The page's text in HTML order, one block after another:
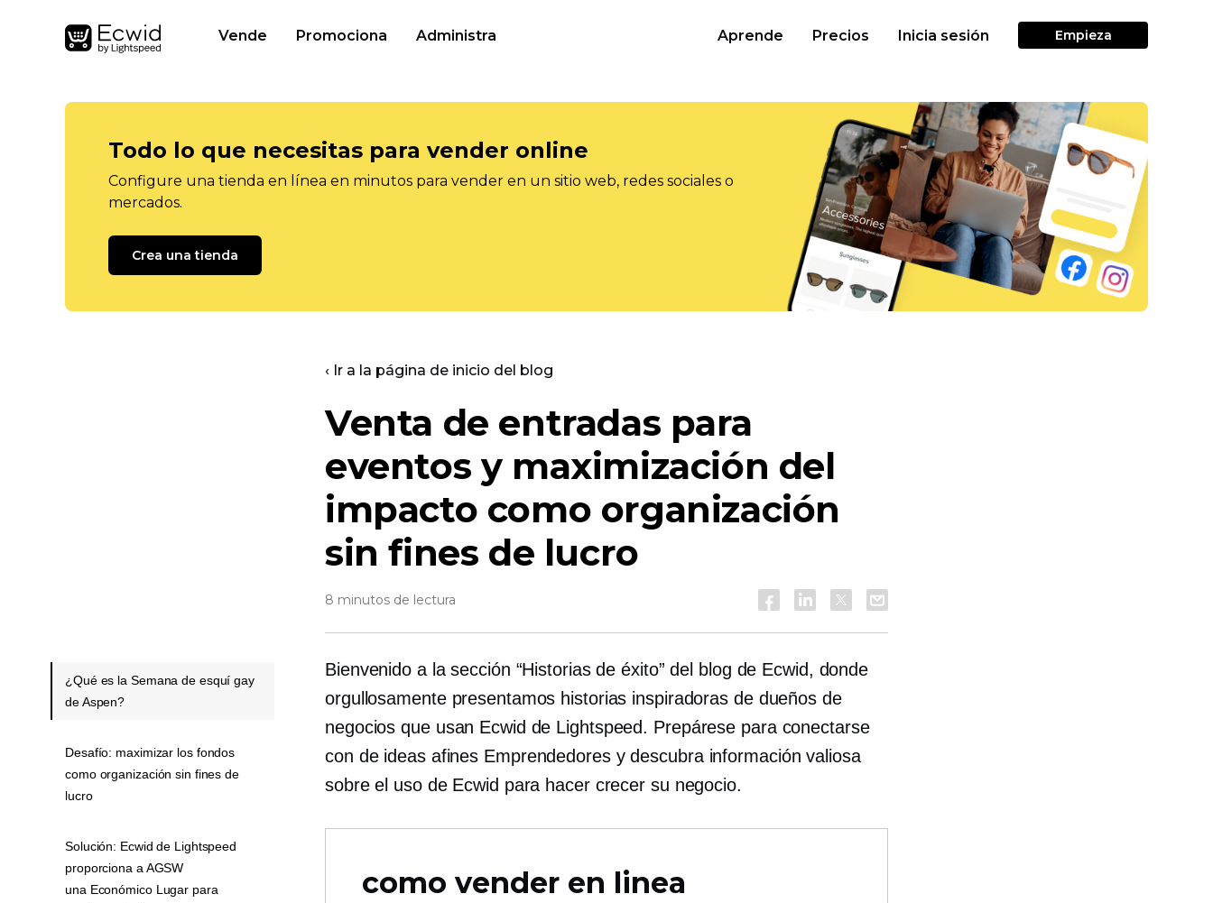
Vende Promociona Administra Aprende Precios Inicia sesión Empieza
Todo lo que necesitas para vender online
Configure una tienda en línea en minutos para vender en un sitio web, redes sociales o
mercados.
Crea una tienda
‹ Ir a la página de inicio del blog
Venta de entradas para
eventos y maximización del
impacto como organización
sin fines de lucro
8 minutos de lectura
Bienvenido a la sección “Historias de éxito” del blog de Ecwid, donde
orgullosamente presentamos historias inspiradoras de dueños de
negocios que usan Ecwid de Lightspeed. Prepárese para conectarse
con de ideas afines Emprendedores y descubra información valiosa
sobre el uso de Ecwid para hacer crecer su negocio.
como vender en linea
¿Qué es la Semana de esquí gay
de Aspen?
Desafío: maximizar los fondos
como organización sin fines de
lucro
Solución: Ecwid de Lightspeed
proporciona a AGSW
una Económico Lugar para